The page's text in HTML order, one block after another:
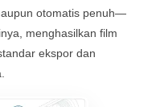
otomatis penuh—
menghasilkan film
ekspor dan